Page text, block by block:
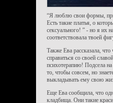
“Я люблю свои формы,
Есть такие платья, о
сексуального! ” - но я их
соответствовала твоей
Также Ева рассказала,
справиться со своей
психотерапию! Подсела
то, чтобы совсем, но
выкладывать ему свою
Еще Ева сообщила, что
кладбища. Они такие